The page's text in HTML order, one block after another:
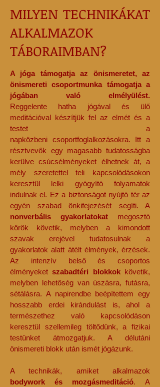
MILYEN TECHNIKÁKAT
ALKALMAZOK
TÁBORAIMBAN?
A jóga támogatja az önismeretet, az
önismereti csoportmunka támogatja a
jógában való elmélyülést.
Reggelente hatha jógával és ülő
meditációval készítjük fel az elmét és a
testet
a
napközbeni csoportfoglalkozásokra. Itt a
résztvevők egy magasabb tudatosságba
kerülve csúcsélményeket élhetnek át, a
mély szeretettel teli kapcsolódásokon
keresztül lelki gyógyító folyamatok
indulnak el. Ez a biztonságot nyújtó tér az
egyén szabad önkifejezését segíti. A
nonverbális gyakorlatokat megosztó
körök követik, melyben a kimondott
szavak erejével tudatosulnak a
gyakorlatok alatt átélt élmények, érzések.
Az intenzív belső és csoportos
élményeketszabadtéri blokkokkövetik,
melyben lehetőség van úszásra, futásra,
sétálásra. A napirendbe beépítettem egy
hosszabb erdei kirándulást is, ahol a
természethez való kapcsolódáson
keresztül szellemileg töltődünk, a fizikai
testünket átmozgatjuk. A délutáni
önismereti blokk után ismét jógázunk.
A technikák, amiket alkalmazok
bodywork és mozgásmeditáció. A